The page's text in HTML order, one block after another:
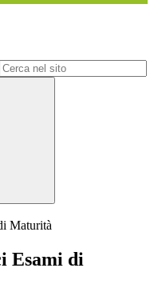
Maturità
Esami di